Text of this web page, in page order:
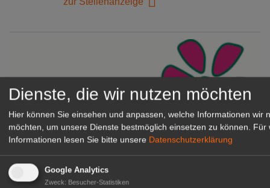
Gärtnerei Hanns
Mitarbeiter (m/w/d) für unsere
Dienste, die wir nutzen möchten
Hier können Sie einsehen und anpassen, welche Informationen wir
möchten, um unsere Dienste bestmöglich einsetzen zu können. Für
Informationen lesen Sie bitte unsere Datenschutzerklärung
Google Analytics
Zweck: Besucher-Statistiken